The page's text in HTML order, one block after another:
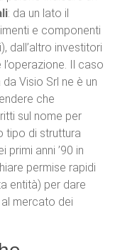
: da un lato il
e componenti
dall’altro investitori
Il caso
Visio Srl ne è un
che
sul nome per
tipo di struttura
anni ’90 in
permise rapidi
entità) per dare
mercato dei